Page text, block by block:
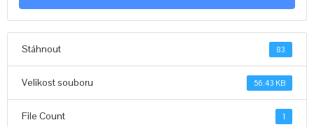
Stáhnout 83
Velikost souboru 56.43 KB
File Count 1